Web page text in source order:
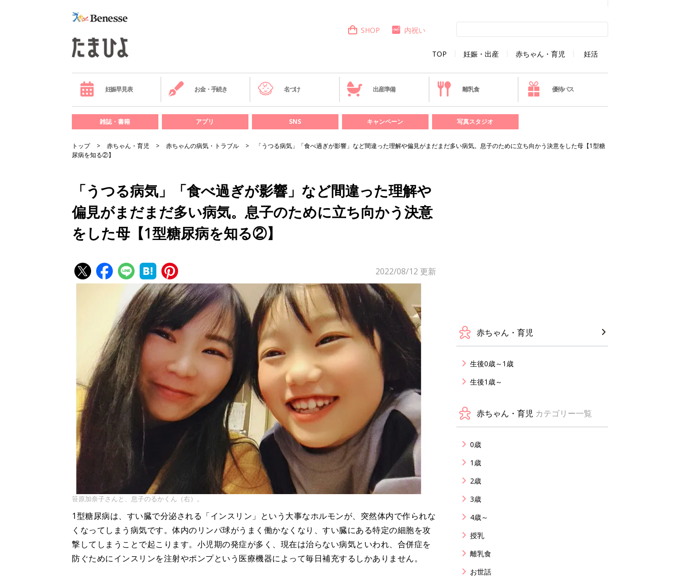
TOP 妊娠・出産 赤ちゃん・育児 妊活
SHOP 内祝い
妊娠早見表 お金・手続き 名づけ 出産準備 離乳食 優待パス
雑誌・書籍 アプリ SNS キャンペーン 写真スタジオ
トップ 赤ちゃん・育児 赤ちゃんの病気・トラブル
「うつる病気」「食べ過ぎが影響」など間違った理解や偏見がまだまだ多い病気。息子のために立ち向かう決意をした母【1型糖
尿病を知る②】
「うつる病気」「食べ過ぎが影響」など間違った理解や
偏見がまだまだ多い病気。息子のために立ち向かう決意
をした母【1型糖尿病を知る②】
2022/08/12 更新
笹原加奈子さんと、息子のるかくん（右）。
1型糖尿病は、すい臓で分泌される「インスリン」という大事なホルモンが、突然体内で作られな
くなってしまう病気です。体内のリンパ球がうまく働かなくなり、すい臓にある特定の細胞を攻
撃してしまうことで起こります。小児期の発症が多く、現在は治らない病気といわれ、合併症を
防ぐためにインスリンを注射やポンプという医療機器によって毎日補充するしかありません。
赤ちゃん・育児
生後0歳～1歳
生後1歳～
赤ちゃん・育児 カテゴリー一覧
0歳
1歳
2歳
3歳
4歳～
授乳
離乳食
お世話